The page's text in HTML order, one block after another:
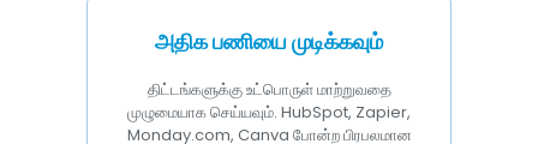
அதிக பணியை முடிக்கவும்
திட்டங்களுக்கு உட்பொருள் மாற்றுவதை
முழுமையாக செய்யவும். HubSpot, Zapier,
Monday.com, Canva போன்ற பிரபலமான